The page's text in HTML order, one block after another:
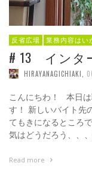
反省広場 業務内容はい
# 13 インタ
HIRAYANAGICHIAKI
こんにちわ！ 本日は
す！ 新しいバイト先
てもきになるところ
気はどうだろう、、
Read more